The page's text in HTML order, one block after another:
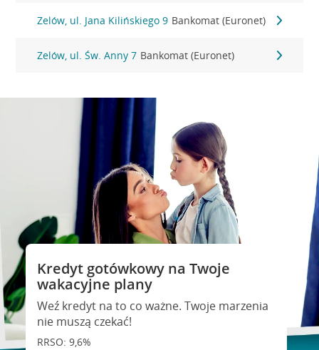
Zelów, ul. Jana Kilińskiego 9 Bankomat (Euronet)
Zelów, ul. Św. Anny 7 Bankomat (Euronet)
Kredyt gotówkowy na Twoje
wakacyjne plany
Weź kredyt na to co ważne. Twoje marzenia
nie muszą czekać!
RRSO: 9,6%